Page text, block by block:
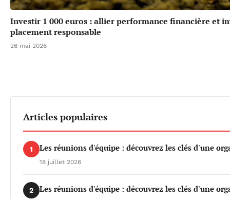
Investir 1 000 euros : allier performance financière et
placement responsable
26 mai 2026
Articles populaires
1 Les réunions d'équipe : découvrez les clés d'une
18 juillet 2026
2 Les réunions d'équipe : découvrez les clés d'une